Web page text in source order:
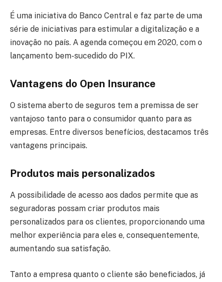
É uma iniciativa do Banco Central e faz parte de uma
série de iniciativas para estimular a digitalização e a
inovação no país. A agenda começou em 2020, com o
lançamento bem-sucedido do PIX.
Vantagens do Open Insurance
O sistema aberto de seguros tem a premissa de ser
vantajoso tanto para o consumidor quanto para as
empresas. Entre diversos benefícios, destacamos três
vantagens principais.
Produtos mais personalizados
A possibilidade de acesso aos dados permite que as
seguradoras possam criar produtos mais
personalizados para os clientes, proporcionando uma
melhor experiência para eles e, consequentemente,
aumentando sua satisfação.
Tanto a empresa quanto o cliente são beneficiados, já